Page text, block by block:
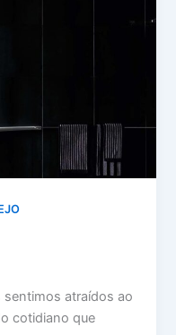
atraídos ao
cotidiano que